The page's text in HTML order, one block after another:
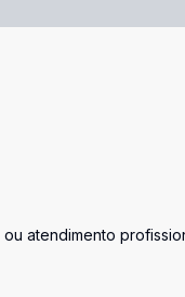
atendimento